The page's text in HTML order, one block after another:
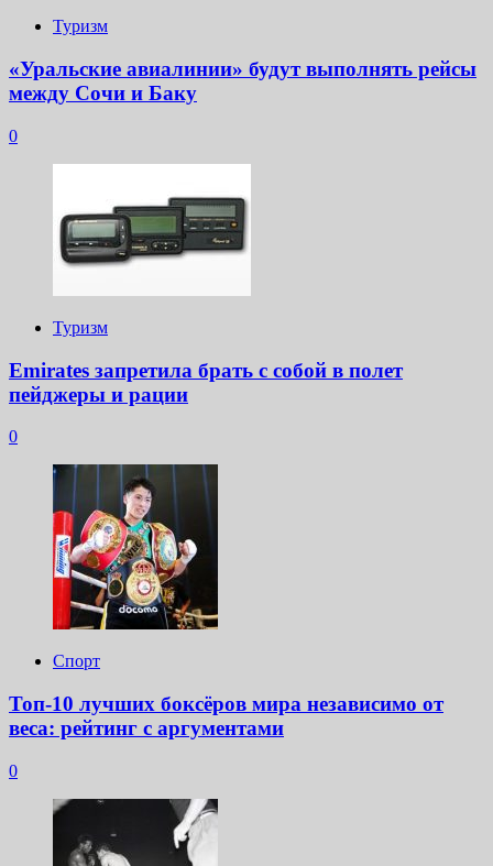
Туризм
«Уральские авиалинии» будут выполнять рейсы
между Сочи и Баку
0
Туризм
Emirates запретила брать с собой в полет
пейджеры и рации
0
Спорт
Топ-10 лучших боксёров мира независимо от
веса: рейтинг с аргументами
0